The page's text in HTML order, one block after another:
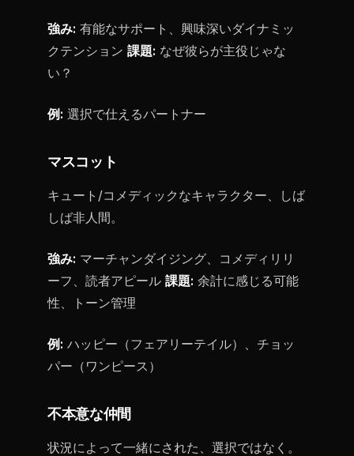
強み: 有能なサポート、興味深いダイナミッ
クテンション 課題: なぜ彼らが主役じゃな
い？
例: 選択で仕えるパートナー
マスコット
キュート/コメディックなキャラクター、しば
しば非人間。
強み: マーチャンダイジング、コメディリリ
ーフ、読者アピール 課題: 余計に感じる可能
性、トーン管理
例: ハッピー（フェアリーテイル）、チョッ
パー（ワンピース）
不本意な仲間
状況によって一緒にされた、選択ではなく。